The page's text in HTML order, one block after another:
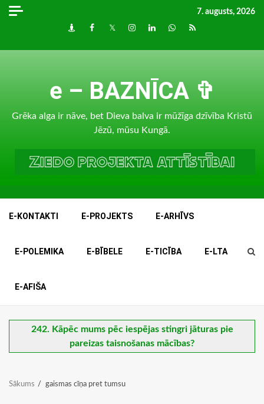
Skip
7. augusts, 2026
DraugiemFacebook
TwitterInstagram
LinkedInwhatsapp
RSS
e – BAZNĪCA ✞
Grēka alga ir nāve, bet Dieva balva ir mūžīga dzīvība Kristū
Jēzū, mūsu Kungā.
E-KONTAKTI E-PROJEKTS E-ARHĪVS
E-POLEMIKA E-BĪBELE E-TICĪBA E-LTA
E-AFIŠA
242. Kāpēc mums pēc iespējas stingri jāturas pie
pareizas taisnošanas mācības?
Sākums gaismas cīņa pret tumsu